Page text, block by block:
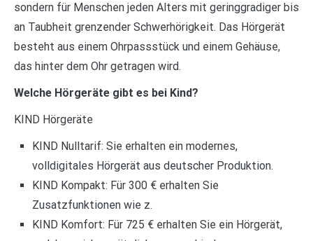
sondern für Menschen jeden Alters mit geringgradiger bis
an Taubheit grenzender Schwerhörigkeit. Das Hörgerät
besteht aus einem Ohrpassstück und einem Gehäuse,
das hinter dem Ohr getragen wird.
Welche Hörgeräte gibt es bei Kind?
KIND Hörgeräte
KIND Nulltarif: Sie erhalten ein modernes,
volldigitales Hörgerät aus deutscher Produktion.
KIND Kompakt: Für 300 € erhalten Sie
Zusatzfunktionen wie z.
KIND Komfort: Für 725 € erhalten Sie ein Hörgerät,